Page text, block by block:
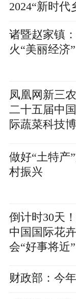
2024“新时代
诸暨赵家镇
火“美丽经济”
凤凰网新三
二十五届中
际蔬菜科技
做好“土特产
村振兴
倒计时30天
中国国际花
会“好事将近
财政部：今